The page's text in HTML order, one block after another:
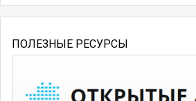
ПОЛЕЗНЫЕ РЕСУРСЫ